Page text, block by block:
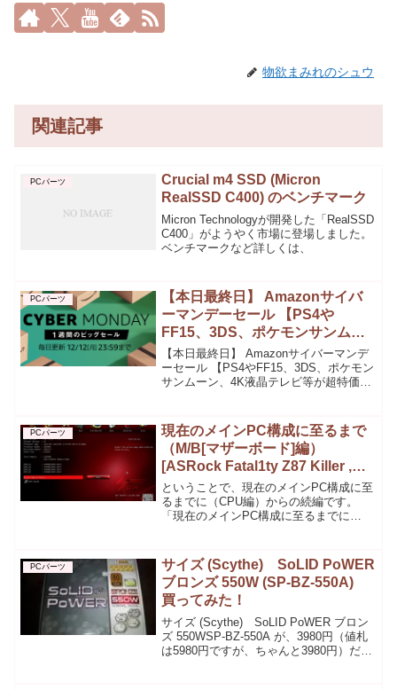
物欲まみれのシュウ
関連記事
PCパーツ
Crucial m4 SSD (Micron
RealSSD C400) のベンチマーク
Micron Technologyが開発した「RealSSD
C400」がようやく市場に登場しました。
ベンチマークなど詳しくは、
PCパーツ
【本日最終日】 Amazonサイバ
ーマンデーセール 【PS4や
FF15、3DS、ポケモンサンムー
ン、4K液晶テレビ等が超特価セ
ール!】
【本日最終日】 Amazonサイバーマンデ
ーセール 【PS4やFF15、3DS、ポケモン
サンムーン、4K液晶テレビ等が超特価セ
りました!最終日（12月12日）は...
PCパーツ
現在のメインPC構成に至るまで
（M/B[マザーボード]編）
[ASRock Fatal1ty Z87 Killer ,
MSI Z87-GD65 GAMING]
ということで、現在のメインPC構成に至
るまでに（CPU編）からの続編です。
「現在のメインPC構成に至るまでに
PCパーツ
サイズ (Scythe) SoLID PoWER
ブロンズ 550W (SP-BZ-550A)
買ってみた！
サイズ (Scythe) SoLID PoWER ブロン
ズ 550WSP-BZ-550A が、3980円（値札
は5980円ですが、ちゃんと3980円）だっ